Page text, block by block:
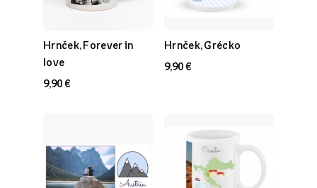
Hrnček, Forever in
love
9,90 €
Hrnček, Grécko
9,90 €